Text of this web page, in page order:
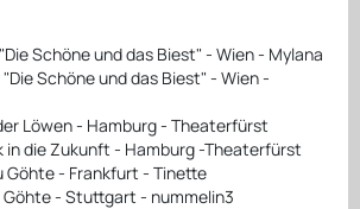
Schöne und das Biest" - Wien - Mylana
Schöne und das Biest" - Wien -
Löwen - Hamburg - Theaterfürst
in die Zukunft - Hamburg -Theaterfürst
Göhte - Frankfurt - Tinette
Göhte - Stuttgart - nummelin3